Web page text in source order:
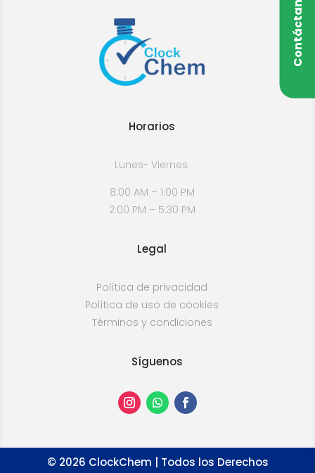
Contáctanos
Horarios
Lunes- Viernes:
8:00 AM – 1:00 PM
2:00 PM – 5:30 PM
Legal
Política de privacidad
Política de uso de cookies
Términos y condiciones
Síguenos
© 2026 ClockChem | Todos los Derechos